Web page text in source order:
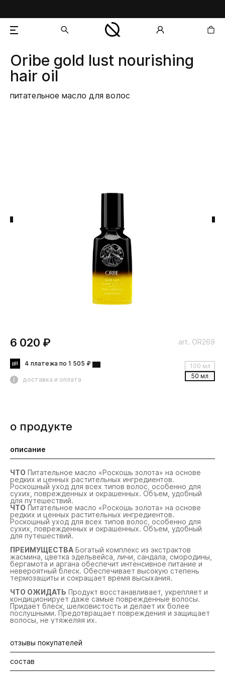
добавлен в корзину
Oribe gold lust nourishing
hair oil
питательное масло для волос
art. OR269
100 мл
50 мл
6 020 ₽
4 платежа по 1 505 ₽
доставка и оплата
о продукте
описание
ЧТО Питательное масло «Роскошь золота» на основе
редких и ценных растительных ингредиентов.
Роскошный уход для всех типов волос, особенно для
сухих, поврежденных и окрашенных. Объем, удобный
для путешествий.
ЧТО Питательное масло «Роскошь золота» на основе
редких и ценных растительных ингредиентов.
Роскошный уход для всех типов волос, особенно для
сухих, поврежденных и окрашенных. Объем, удобный
для путешествий.
ПРЕИМУЩЕСТВА Богатый комплекс из экстрактов
жасмина, цветка эдельвейса, личи, сандала, смородины,
бергамота и аргана обеспечит интенсивное питание и
невероятный блеск. Обеспечивает высокую степень
термозащиты и сокращает время высыхания.
ЧТО ОЖИДАТЬ Продукт восстанавливает, укрепляет и
кондиционирует даже самые поврежденные волосы.
Придает блеск, шелковистость и делает их более
послушными. Предотвращает повреждения и защищает
волосы, не утяжеляя их.
отзывы покупателей
Будьте первыми! Оставьте отзыв об этом продукте
состав